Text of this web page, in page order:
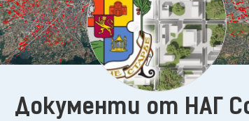
Документи от НАГ